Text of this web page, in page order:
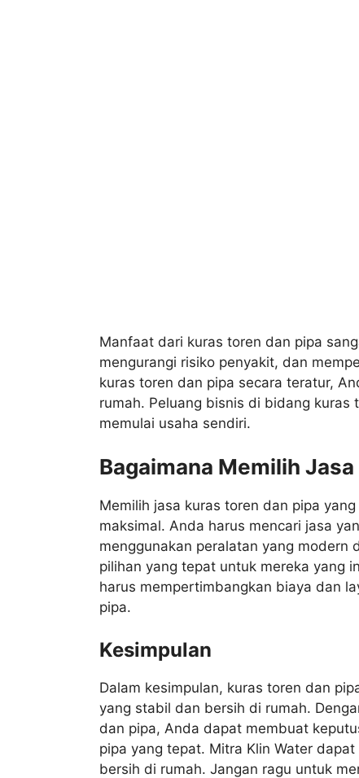
Manfaat dari kuras toren dan pipa
mengurangi risiko penyakit, dan
kuras toren dan pipa secara teratur,
rumah. Peluang bisnis di bidang
memulai usaha sendiri.
Bagaimana Memilih
Memilih jasa kuras toren dan pipa
maksimal. Anda harus mencari jasa
menggunakan peralatan yang modern
pilihan yang tepat untuk mereka yang
harus mempertimbangkan biaya dan
pipa.
Kesimpulan
Dalam kesimpulan, kuras toren dan
yang stabil dan bersih di rumah.
dan pipa, Anda dapat membuat
pipa yang tepat. Mitra Klin Water
bersih di rumah. Jangan ragu untuk